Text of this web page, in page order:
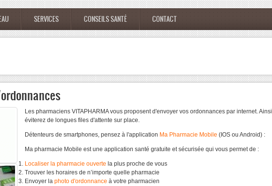
SERVICES CONSEILS SANTÉ CONTACT
Les pharmaciens VITAPHARMA vous proposent d'envoyer vos ordonnances par internet.Ainsi
éviterez de longues files d'attente sur place.
Détenteurs de smartphones, pensez à l'application Ma Pharmacie Mobile ( IOS ou Android) :
Ma pharmacie Mobile est une application santé gratuite etsécurisée qui vous permetde :
Localiser la pharmacie ouverte la plus proche de vous
Trouver les horaires de n’importe quelle pharmacie
Envoyer la photo d'ordonnance à votre pharmacien